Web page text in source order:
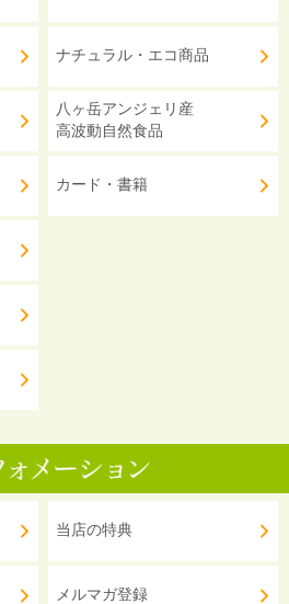
ナチュラル・エコ商品
八ヶ岳アンジェリ産
高波動自然食品
カード・書籍
当店の特典
メルマガ登録